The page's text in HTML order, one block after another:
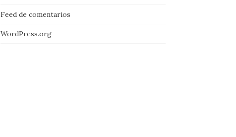
Feed de comentarios
WordPress.org